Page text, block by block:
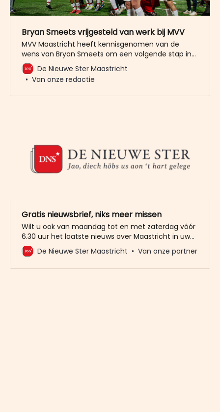
Bryan Smeets vrijgesteld van werk bij MVV
MVV Maastricht heeft kennisgenomen van de
wens van Bryan Smeets om een volgende stap in
zijn loopbaan te zetten. In goed overleg is besloten
om hem in de voorbereiding op het nieuwe seizoen
de ruimte te geven om, in alle vrijheid, invulling te
De Nieuwe Ster Maastricht
Van onze redactie
Gratis nieuwsbrief, niks meer missen
Wilt u ook van maandag tot en met zaterdag vóór
6.30 uur het laatste nieuws over Maastricht in uw
mailbox? Meld u dan gratis aan voor de nieuwbrief
van De Nieuwe Ster. Meer dan 20.000 trouwe lezers
De Nieuwe Ster Maastricht Van onze partner